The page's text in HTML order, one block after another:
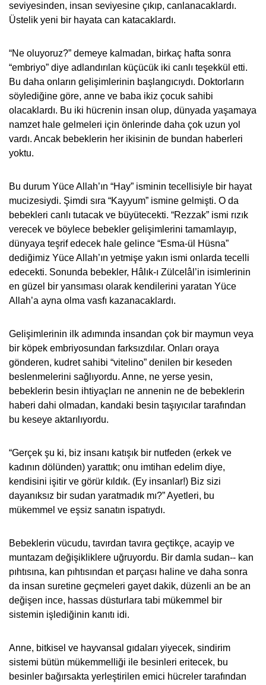
seviyesinden, insan seviyesine çıkıp, canlanacaklardı.
Üstelik yeni bir hayata can katacaklardı.
“Ne oluyoruz?” demeye kalmadan, birkaç hafta sonra
“embriyo” diye adlandırılan küçücük iki canlı teşekkül etti.
Bu daha onların gelişimlerinin başlangıcıydı. Doktorların
söylediğine göre, anne ve baba ikiz çocuk sahibi
olacaklardı. Bu iki hücrenin insan olup, dünyada yaşamaya
namzet hale gelmeleri için önlerinde daha çok uzun yol
vardı. Ancak bebeklerin her ikisinin de bundan haberleri
yoktu.
Bu durum Yüce Allah’ın “Hay” isminin tecellisiyle bir hayat
mucizesiydi. Şimdi sıra “Kayyum” ismine gelmişti. O da
bebekleri canlı tutacak ve büyütecekti. “Rezzak” ismi rızık
verecek ve böylece bebekler gelişimlerini tamamlayıp,
dünyaya teşrif edecek hale gelince “Esma-ül Hüsna”
dediğimiz Yüce Allah’ın yetmişe yakın ismi onlarda tecelli
edecekti. Sonunda bebekler, Hâlık-ı Zülcelâl’in isimlerinin
en güzel bir yansıması olarak kendilerini yaratan Yüce
Allah’a ayna olma vasfı kazanacaklardı.
Gelişimlerinin ilk adımında insandan çok bir maymun veya
bir köpek embriyosundan farksızdılar. Onları oraya
gönderen, kudret sahibi “vitelino” denilen bir keseden
beslenmelerini sağlıyordu. Anne, ne yerse yesin,
bebeklerin besin ihtiyaçları ne annenin ne de bebeklerin
haberi dahi olmadan, kandaki besin taşıyıcılar tarafından
bu keseye aktarılıyordu.
“Gerçek şu ki, biz insanı katışık bir nutfeden (erkek ve
kadının dölünden) yarattık; onu imtihan edelim diye,
kendisini işitir ve görür kıldık. (Ey insanlar!) Biz sizi
dayanıksız bir sudan yaratmadık mı?” Ayetleri, bu
mükemmel ve eşsiz sanatın ispatıydı.
Bebeklerin vücudu, tavırdan tavıra geçtikçe, acayip ve
muntazam değişikliklere uğruyordu. Bir damla sudan-- kan
pıhtısına, kan pıhtısından et parçası haline ve daha sonra
da insan suretine geçmeleri gayet dakik, düzenli an be an
değişen ince, hassas düsturlara tabi mükemmel bir
sistemin işlediğinin kanıtı idi.
Anne, bitkisel ve hayvansal gıdaları yiyecek, sindirim
sistemi bütün mükemmelliği ile besinleri eritecek, bu
besinler bağırsakta yerleştirilen emici hücreler tarafından